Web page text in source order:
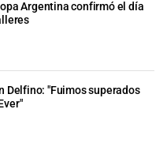
Argentina confirmó el día
Delfino: "Fuimos superados